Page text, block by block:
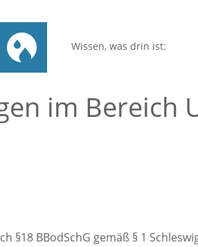
Wissen, was drin ist:
im Bereich
§18 BBodSchG gemäß § 1